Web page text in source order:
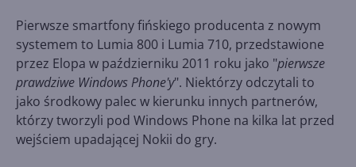
Pierwsze smartfony fińskiego producenta z nowym
systemem to Lumia 800 i Lumia 710, przedstawione
przez Elopa w październiku 2011 roku jako "pierwsze
prawdziwe Windows Phone'y". Niektórzy odczytali to
jako środkowy palec w kierunku innych partnerów,
którzy tworzyli pod Windows Phone na kilka lat przed
wejściem upadającej Nokii do gry.